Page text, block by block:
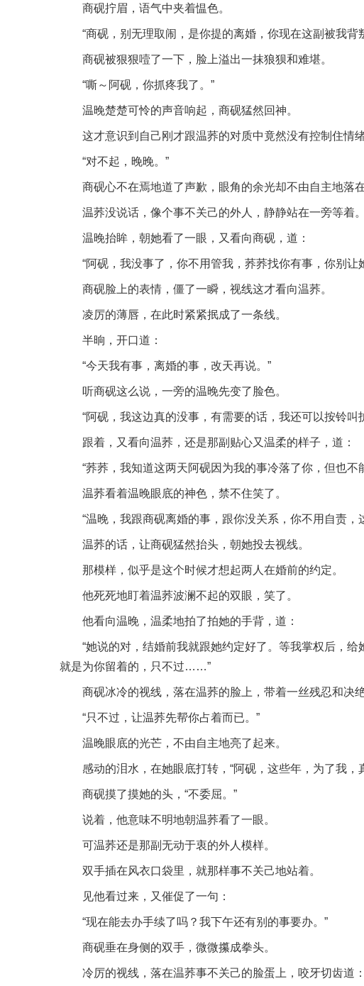
商砚拧眉，语气中夹着愠色。
“商砚，别无理取闹，是你提的离婚，你现在这副被我背
商砚被狠狠噎了一下，脸上溢出一抹狼狈和难堪。
“嘶～阿砚，你抓疼我了。”
温晚楚楚可怜的声音响起，商砚猛然回神。
这才意识到自己刚才跟温荞的对质中竟然没有控制住情绪
“对不起，晚晚。”
商砚心不在焉地道了声歉，眼角的余光却不由自主地落
温荞没说话，像个事不关己的外人，静静站在一旁等着。
温晚抬眸，朝她看了一眼，又看向商砚，道：
“阿砚，我没事了，你不用管我，荞荞找你有事，你别让
商砚脸上的表情，僵了一瞬，视线这才看向温荞。
凌厉的薄唇，在此时紧紧抿成了一条线。
半晌，开口道：
“今天我有事，离婚的事，改天再说。”
听商砚这么说，一旁的温晚先变了脸色。
“阿砚，我这边真的没事，有需要的话，我还可以按铃
跟着，又看向温荞，还是那副贴心又温柔的样子，道：
“荞荞，我知道这两天阿砚因为我的事冷落了你，但也
温荞看着温晚眼底的神色，禁不住笑了。
“温晚，我跟商砚离婚的事，跟你没关系，你不用自责
温荞的话，让商砚猛然抬头，朝她投去视线。
那模样，似乎是这个时候才想起两人在婚前的约定。
他死死地盯着温荞波澜不起的双眼，笑了。
他看向温晚，温柔地拍了拍她的手背，道：
“她说的对，结婚前我就跟她约定好了。等我掌权后，
就是为你留着的，只不过……”
商砚冰冷的视线，落在温荞的脸上，带着一丝残忍和决绝
“只不过，让温荞先帮你占着而已。”
温晚眼底的光芒，不由自主地亮了起来。
感动的泪水，在她眼底打转，“阿砚，这些年，为了我，
商砚摸了摸她的头，“不委屈。”
说着，他意味不明地朝温荞看了一眼。
可温荞还是那副无动于衷的外人模样。
双手插在风衣口袋里，就那样事不关己地站着。
见他看过来，又催促了一句：
“现在能去办手续了吗？我下午还有别的事要办。”
商砚垂在身侧的双手，微微攥成拳头。
冷厉的视线，落在温荞事不关己的脸蛋上，咬牙切齿道：